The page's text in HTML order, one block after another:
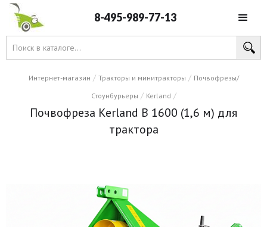
8-495-989-77-13
Интернет-магазин / Тракторы и минитракторы / Почвофрезы/
Стоунбурьеры / Kerland /
Почвофреза Kerland B 1600 (1,6 м) для
трактора